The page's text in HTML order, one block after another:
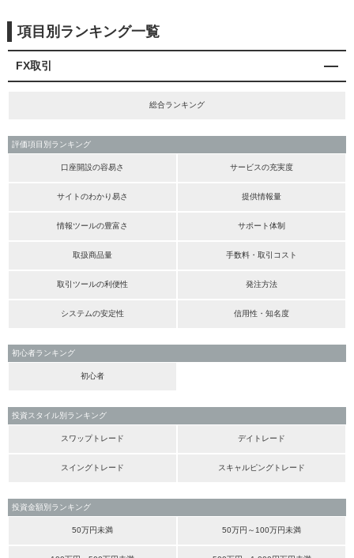
項目別ランキング一覧
FX取引
総合ランキング
評価項目別ランキング
口座開設の容易さ サービスの充実度
サイトのわかり易さ 提供情報量
情報ツールの豊富さ サポート体制
取扱商品量 手数料・取引コスト
取引ツールの利便性 発注方法
システムの安定性 信用性・知名度
初心者ランキング
初心者
投資スタイル別ランキング
スワップトレード デイトレード
スイングトレード スキャルピングトレード
投資金額別ランキング
50万円未満 50万円～100万円未満